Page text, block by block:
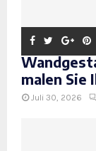
malen Sie
Juli 30, 2026